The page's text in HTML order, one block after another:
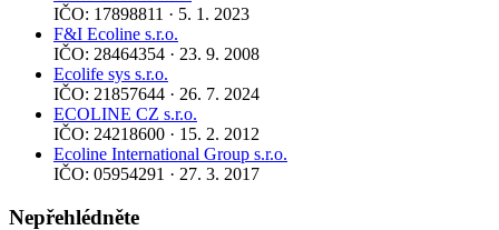
IČO: 17898811 · 5. 1. 2023
F&I Ecoline s.r.o.
IČO: 28464354 · 23. 9. 2008
Ecolife sys s.r.o.
IČO: 21857644 · 26. 7. 2024
ECOLINE CZ s.r.o.
IČO: 24218600 · 15. 2. 2012
Ecoline International Group s.r.o.
IČO: 05954291 · 27. 3. 2017
Nepřehlédněte